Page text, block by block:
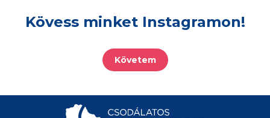
Kövess minket Instagramon!
Követem